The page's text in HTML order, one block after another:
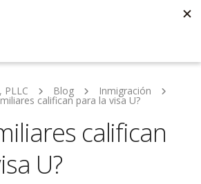
PLLC Blog Inmigración
califican para la visa U?
califican
U?